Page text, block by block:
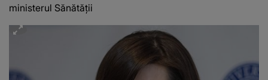
ministerul Sănătății